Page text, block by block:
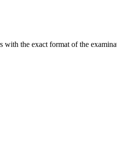
the exact format of the